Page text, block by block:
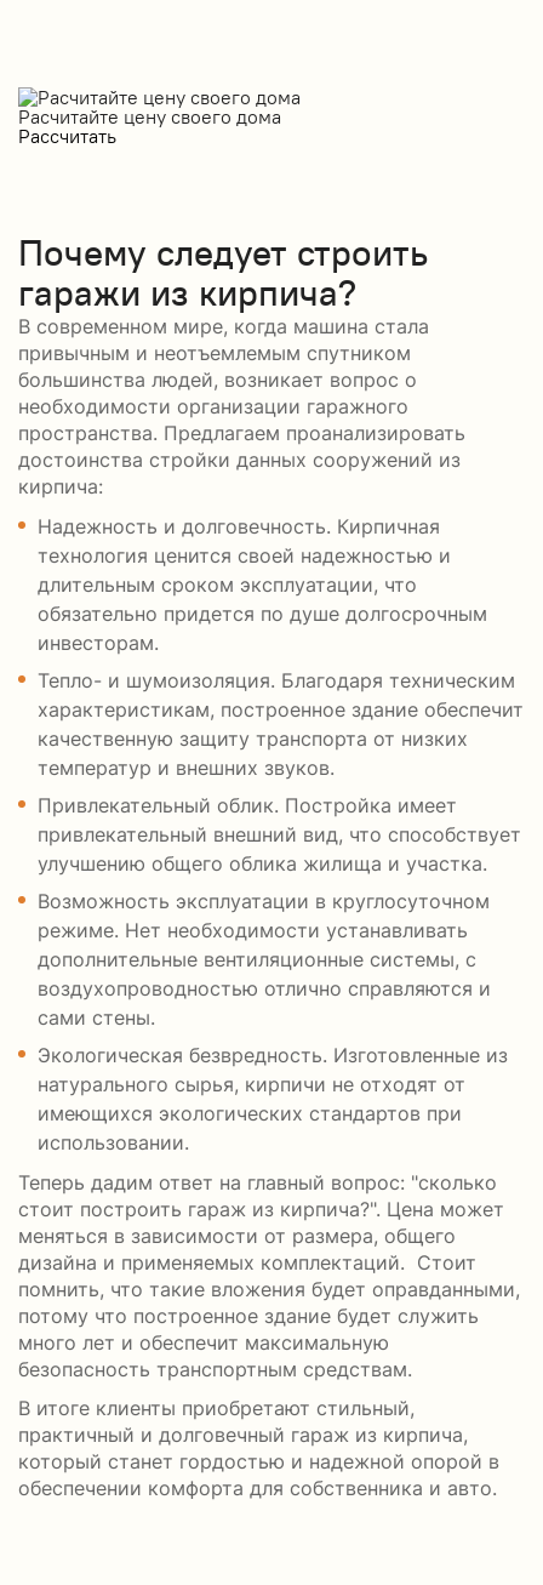
Расчитайте цену своего дома
Рассчитать
Почему следует строить
гаражи из кирпича?
В современном мире, когда машина стала
привычным и неотъемлемым спутником
большинства людей, возникает вопрос о
необходимости организации гаражного
пространства. Предлагаем проанализировать
достоинства стройки данных сооружений из
кирпича:
Надежность и долговечность. Кирпичная
технология ценится своей надежностью и
длительным сроком эксплуатации, что
обязательно придется по душе долгосрочным
инвесторам.
Тепло- и шумоизоляция. Благодаря техническим
характеристикам, построенное здание обеспечит
качественную защиту транспорта от низких
температур и внешних звуков.
Привлекательный облик. Постройка имеет
привлекательный внешний вид, что способствует
улучшению общего облика жилища и участка.
Возможность эксплуатации в круглосуточном
режиме. Нет необходимости устанавливать
дополнительные вентиляционные системы, с
воздухопроводностью отлично справляются и
сами стены.
Экологическая безвредность. Изготовленные из
натурального сырья, кирпичи не отходят от
имеющихся экологических стандартов при
использовании.
Теперь дадим ответ на главный вопрос: "сколько
стоит построить гараж из кирпича?". Цена может
меняться в зависимости от размера, общего
дизайна и применяемых комплектаций. Стоит
помнить, что такие вложения будет оправданными,
потому что построенное здание будет служить
много лет и обеспечит максимальную
безопасность транспортным средствам.
В итоге клиенты приобретают стильный,
практичный и долговечный гараж из кирпича,
который станет гордостью и надежной опорой в
обеспечении комфорта для собственника и авто.